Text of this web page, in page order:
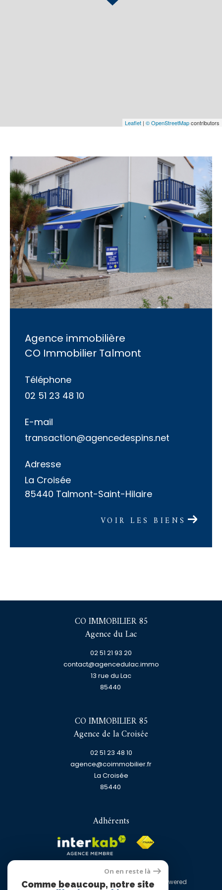
Leaflet | © OpenStreetMapcontributors
Agence immobilière
CO Immobilier Talmont
Téléphone
02 51 23 48 10
E-mail
transaction@agencedespins.net
Adresse
La Croisée
85440 Talmont-Saint-Hilaire
VOIR LES BIENS
CO IMMOBILIER 85
Agence du Lac
02 51 21 93 20
contact@agencedulac.immo
13 rue du Lac
85440
CO IMMOBILIER 85
Agence de la Croisée
02 51 23 48 10
agence@coimmobilier.fr
La Croisée
85440
Adhérents
© 2026 | Tous droits réservés | Traduction powered
On en reste là
Comme beaucoup, notre site